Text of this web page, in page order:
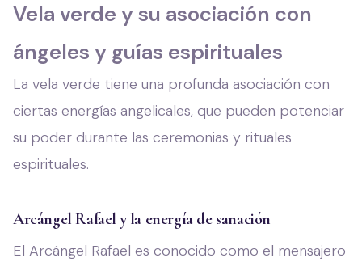
Vela verde y su asociación con
ángeles y guías espirituales
La vela verde tiene una profunda asociación con
ciertas energías angelicales, que pueden potenciar
su poder durante las ceremonias y rituales
espirituales.
Arcángel Rafael y la energía de sanación
El Arcángel Rafael es conocido como el mensajero